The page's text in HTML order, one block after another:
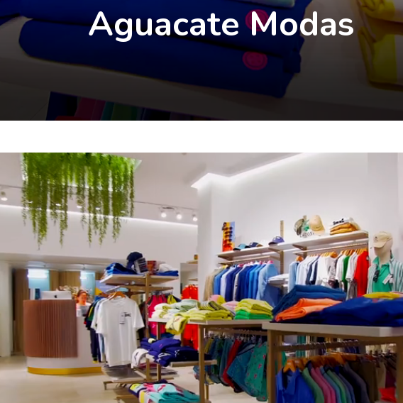
Aguacate Modas